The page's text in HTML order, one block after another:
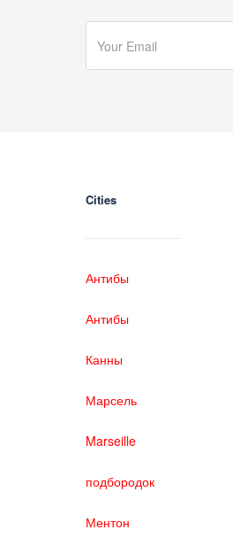
Cities
Антибы
Антибы
Канны
Марсель
Marseille
подбородок
Ментон